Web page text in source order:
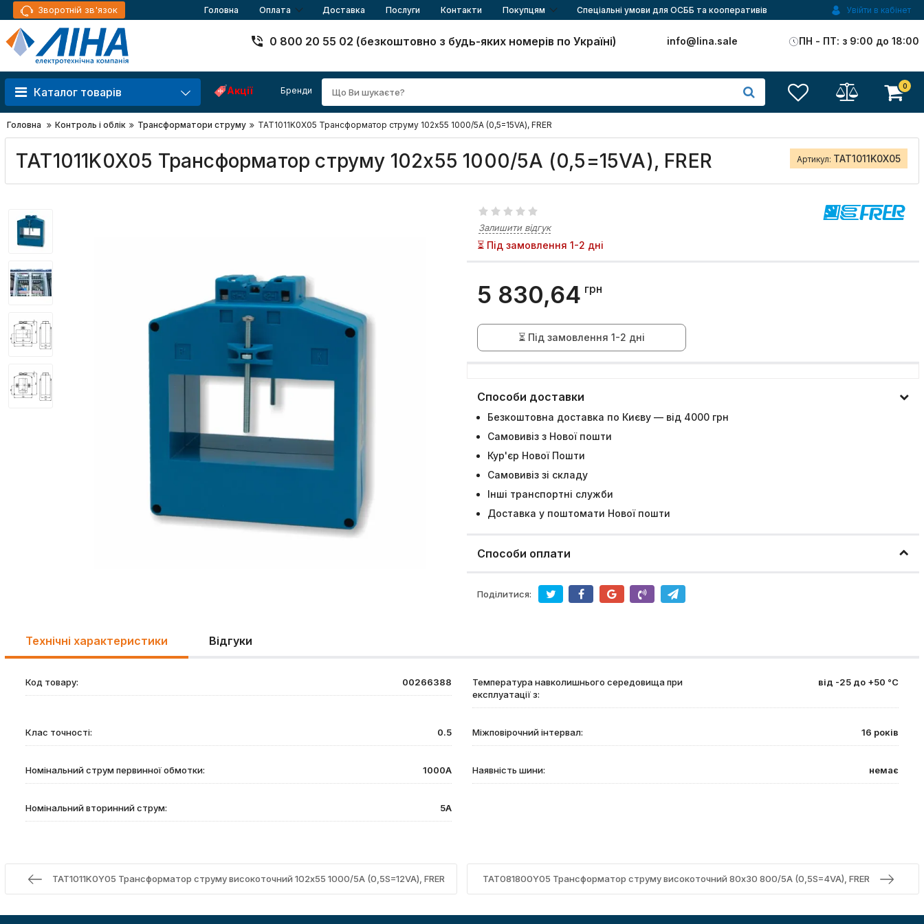
Зворотній зв'язок Головна Оплата Доставка Послуги Контакти Покупцям Спеціальні умови для ОСББ та кооперативів Увійти в кабінет
0 800 20 55 02 (безкоштовно з будь-яких номерів по Україні) info@lina.sale ПН - ПТ: з 9:00 до 18:00
Каталог товарів Акції Бренди 0
Головна Контроль і облік Трансформатори струму TAT1011K0X05 Трансформатор струму 102х55 1000/5А (0,5=15VA), FRER
TAT1011K0X05 Трансформатор струму 102х55 1000/5А (0,5=15VA), FRER Артикул: TAT1011K0X05
Залишити відгук
⏳ Під замовлення 1-2 дні
5 830,64 грн
⏳ Під замовлення 1-2 дні
Способи доставки
Безкоштовна доставка по Києву — від 4000 грн
Самовивіз з Нової пошти
Кур'єр Нової Пошти
Самовивіз зі складу
Інші транспортні служби
Доставка у поштомати Нової пошти
Способи оплати
Поділитися:
Технічні характеристики Відгуки
Код товару: 00266388
Температура навколишнього середовища при
експлуатації з:
від -25 до +50 °С
Клас точності: 0.5 Міжповірочний інтервал: 16 років
Номінальний струм первинної обмотки: 1000А Наявність шини: немає
Номінальний вторинний струм: 5А
TAT1011K0Y05 Трансформатор струму високоточний 102х55 1000/5А (0,5S=12VA), FRER TAT081800Y05 Трансформатор струму високоточний 80x30 800/5A (0,5S=4VA), FRER